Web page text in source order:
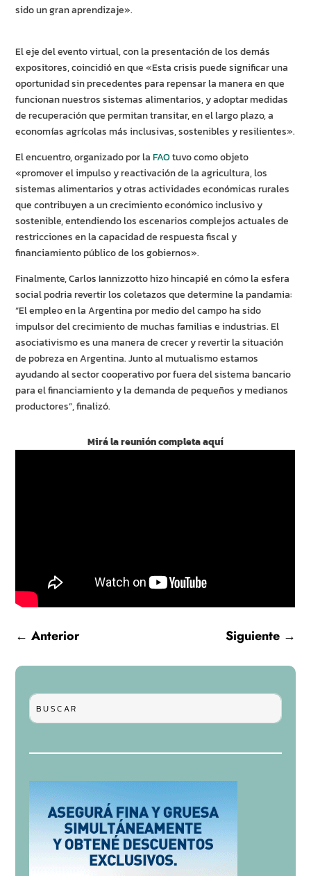
sido un gran aprendizaje».
El eje del evento virtual, con la presentación de los demás
expositores, coincidió en que «Esta crisis puede significar una
oportunidad sin precedentes para repensar la manera en que
funcionan nuestros sistemas alimentarios, y adoptar medidas
de recuperación que permitan transitar, en el largo plazo, a
economías agrícolas más inclusivas, sostenibles y resilientes».
El encuentro, organizado por laFAOtuvo como objeto
«promover el impulso y reactivación de la agricultura, los
sistemas alimentarios y otras actividades económicas rurales
que contribuyen a un crecimiento económico inclusivo y
sostenible, entendiendo los escenarios complejos actuales de
restricciones en la capacidad de respuesta fiscal y
financiamiento público de los gobiernos».
Finalmente, Carlos Iannizzotto hizo hincapié en cómo la esfera
social podria revertir los coletazos que determine la pandamia:
“El empleo en la Argentina por medio del campo ha sido
impulsor del crecimiento de muchas familias e industrias. El
asociativismo es una manera de crecer y revertir la situación
de pobreza en Argentina. Junto al mutualismo estamos
ayudando al sector cooperativo por fuera del sistema bancario
para el financiamiento y la demanda de pequeños y medianos
productores”, finalizó.
Mirá la reunión completa aquí
←Anterior Siguiente→